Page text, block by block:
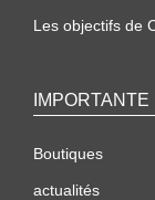
Les objectifs de
IMPORTANTE
Boutiques
actualités